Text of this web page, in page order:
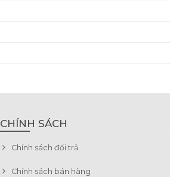
CHÍNH SÁCH
Chính sách đổi trả
Chính sách bán hàng